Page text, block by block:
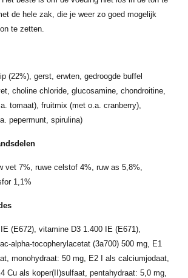
de hele zak, die je weer zo goed mogelijk
te zetten.
(22%), gerst, erwten, gedroogde buffel
choline chloride, glucosamine, chondroitine,
tomaat), fruitmix (met o.a. cranberry),
pepermunt, spirulina)
vet 7%, ruwe celstof 4%, ruw as 5,8%,
1,1%
(E672), vitamine D3 1.400 IE (E671),
alpha-tocopherylacetat (3a700) 500 mg, E1
monohydraat: 50 mg, E2 I als calciumjodaat,
Cu als koper(II)sulfaat, pentahydraat: 5,0 mg,